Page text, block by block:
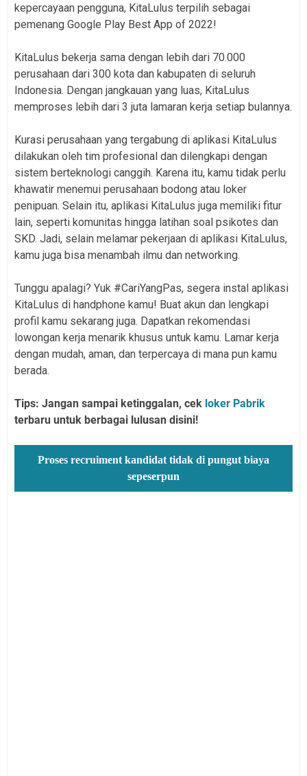
kepercayaan pengguna, KitaLulus terpilih sebagai
pemenang Google Play Best App of 2022!
KitaLulus bekerja sama dengan lebih dari 70.000
perusahaan dari 300 kota dan kabupaten di seluruh
Indonesia. Dengan jangkauan yang luas, KitaLulus
memproses lebih dari 3 juta lamaran kerja setiap bulannya.
Kurasi perusahaan yang tergabung di aplikasi KitaLulus
dilakukan oleh tim profesional dan dilengkapi dengan
sistem berteknologi canggih. Karena itu, kamu tidak perlu
khawatir menemui perusahaan bodong atau loker
penipuan. Selain itu, aplikasi KitaLulus juga memiliki fitur
lain, seperti komunitas hingga latihan soal psikotes dan
SKD. Jadi, selain melamar pekerjaan di aplikasi KitaLulus,
kamu juga bisa menambah ilmu dan networking.
Tunggu apalagi? Yuk #CariYangPas, segera instal aplikasi
KitaLulus di handphone kamu! Buat akun dan lengkapi
profil kamu sekarang juga. Dapatkan rekomendasi
lowongan kerja menarik khusus untuk kamu. Lamar kerja
dengan mudah, aman, dan terpercaya di mana pun kamu
berada.
Tips: Jangan sampai ketinggalan, cek loker Pabrik
terbaru untuk berbagai lulusan disini!
Proses recruiment kandidat tidak di pungut biaya
sepeserpun